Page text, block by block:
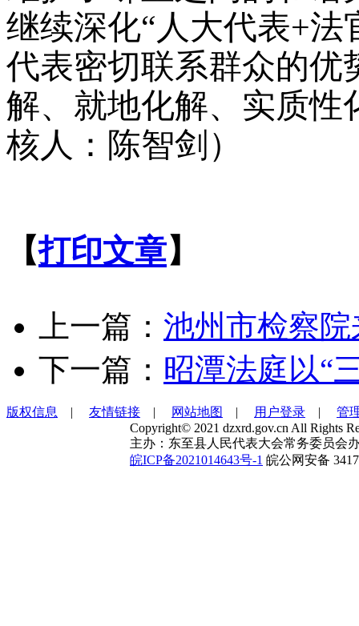
继续深化“人大代表+法
代表密切联系群众的优
解、就地化解、实质性
核人：陈智剑）
【打印文章】
上一篇： 池州市检察
下一篇： 昭潭法庭以“
版权信息 | 友情链接 | 网站地图 | 用户登录 | 管
Copyright© 2021 dzxrd.gov.cn All Rights
主办：东至县人民代表大会常务委员会
皖ICP备2021014643号-1 皖公网安备